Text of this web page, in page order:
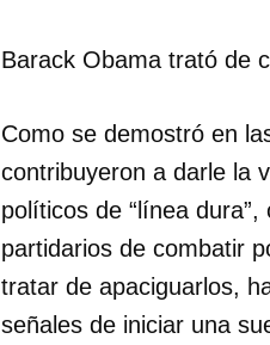
Barack Obama trató de
Como se demostró en
contribuyeron a darle la
políticos de “línea
partidarios de combatir
tratar de apaciguarlos,
señales de iniciar una